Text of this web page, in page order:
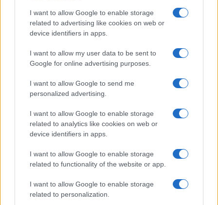
I want to allow Google to enable storage
related to advertising like cookies on web or
device identifiers in apps.
I want to allow my user data to be sent to
Google for online advertising purposes.
I want to allow Google to send me
personalized advertising.
I want to allow Google to enable storage
related to analytics like cookies on web or
device identifiers in apps.
I want to allow Google to enable storage
related to functionality of the website or app.
I want to allow Google to enable storage
related to personalization.